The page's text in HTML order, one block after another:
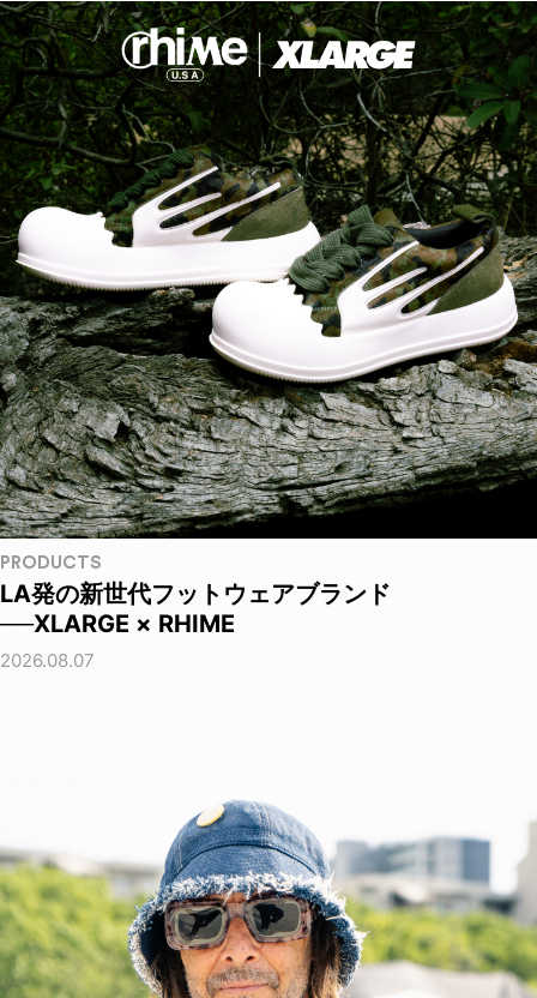
PRODUCTS
LA発の新世代フットウェアブランド
──XLARGE × RHIME
2026.08.07